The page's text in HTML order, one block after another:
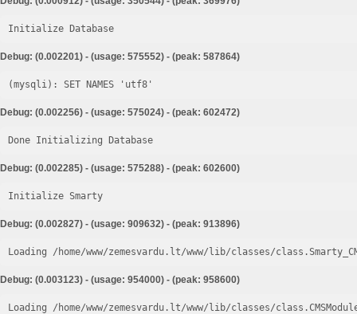
Initialize Database
Debug: (0.002201) - (usage: 575552) - (peak: 587864)
Debug: (0.002256) - (usage: 575024) - (peak: 602472)
Done Initializing Database
Debug: (0.002285) - (usage: 575288) - (peak: 602600)
Initialize Smarty
Debug: (0.002827) - (usage: 909632) - (peak: 913896)
Loading /home/www/zemesvardu.lt/www/lib/classes/
Debug: (0.003123) - (usage: 954000) - (peak: 958600)
Loading /home/www/zemesvardu.lt/www/lib/classes/